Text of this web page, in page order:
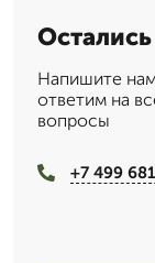
Напишите
ответим на
вопросы
+7 499